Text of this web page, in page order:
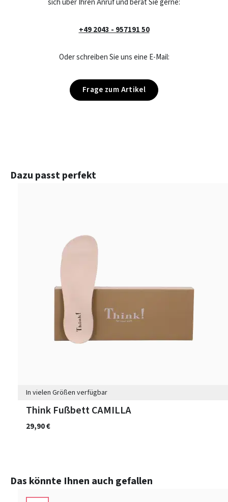
sich über Ihren Anruf und berät Sie gerne:
+49 2043 - 957191 50
Oder schreiben Sie uns eine E-Mail:
Frage zum Artikel
Produktgalerie überspringen
Dazu passt perfekt
In vielen Größen verfügbar
Think Fußbett CAMILLA
29,90 €
Produktgalerie überspringen
Das könnte Ihnen auch gefallen